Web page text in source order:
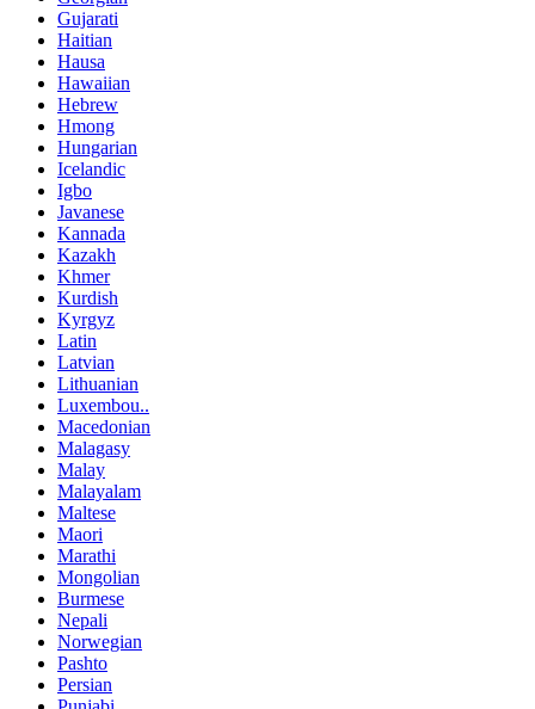
Gujarati
Haitian
Hausa
Hawaiian
Hebrew
Hmong
Hungarian
Icelandic
Igbo
Javanese
Kannada
Kazakh
Khmer
Kurdish
Kyrgyz
Latin
Latvian
Lithuanian
Luxembou..
Macedonian
Malagasy
Malay
Malayalam
Maltese
Maori
Marathi
Mongolian
Burmese
Nepali
Norwegian
Pashto
Persian